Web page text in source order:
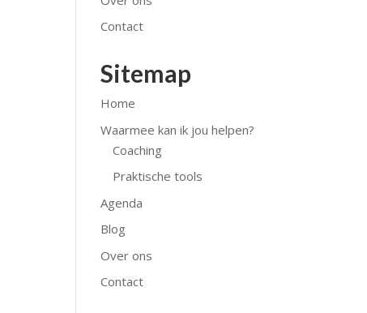
Contact
Sitemap
Home
Waarmee kan ik jou helpen?
Coaching
Praktische tools
Agenda
Blog
Over ons
Contact